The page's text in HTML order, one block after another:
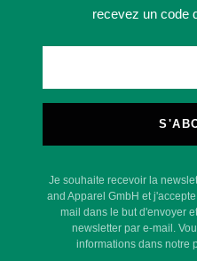
recevez un code
Je souhaite recevoir la
and Apparel GmbH et
mail dans le but d'envoyer
newsletter par e-mail.
informations dans notre